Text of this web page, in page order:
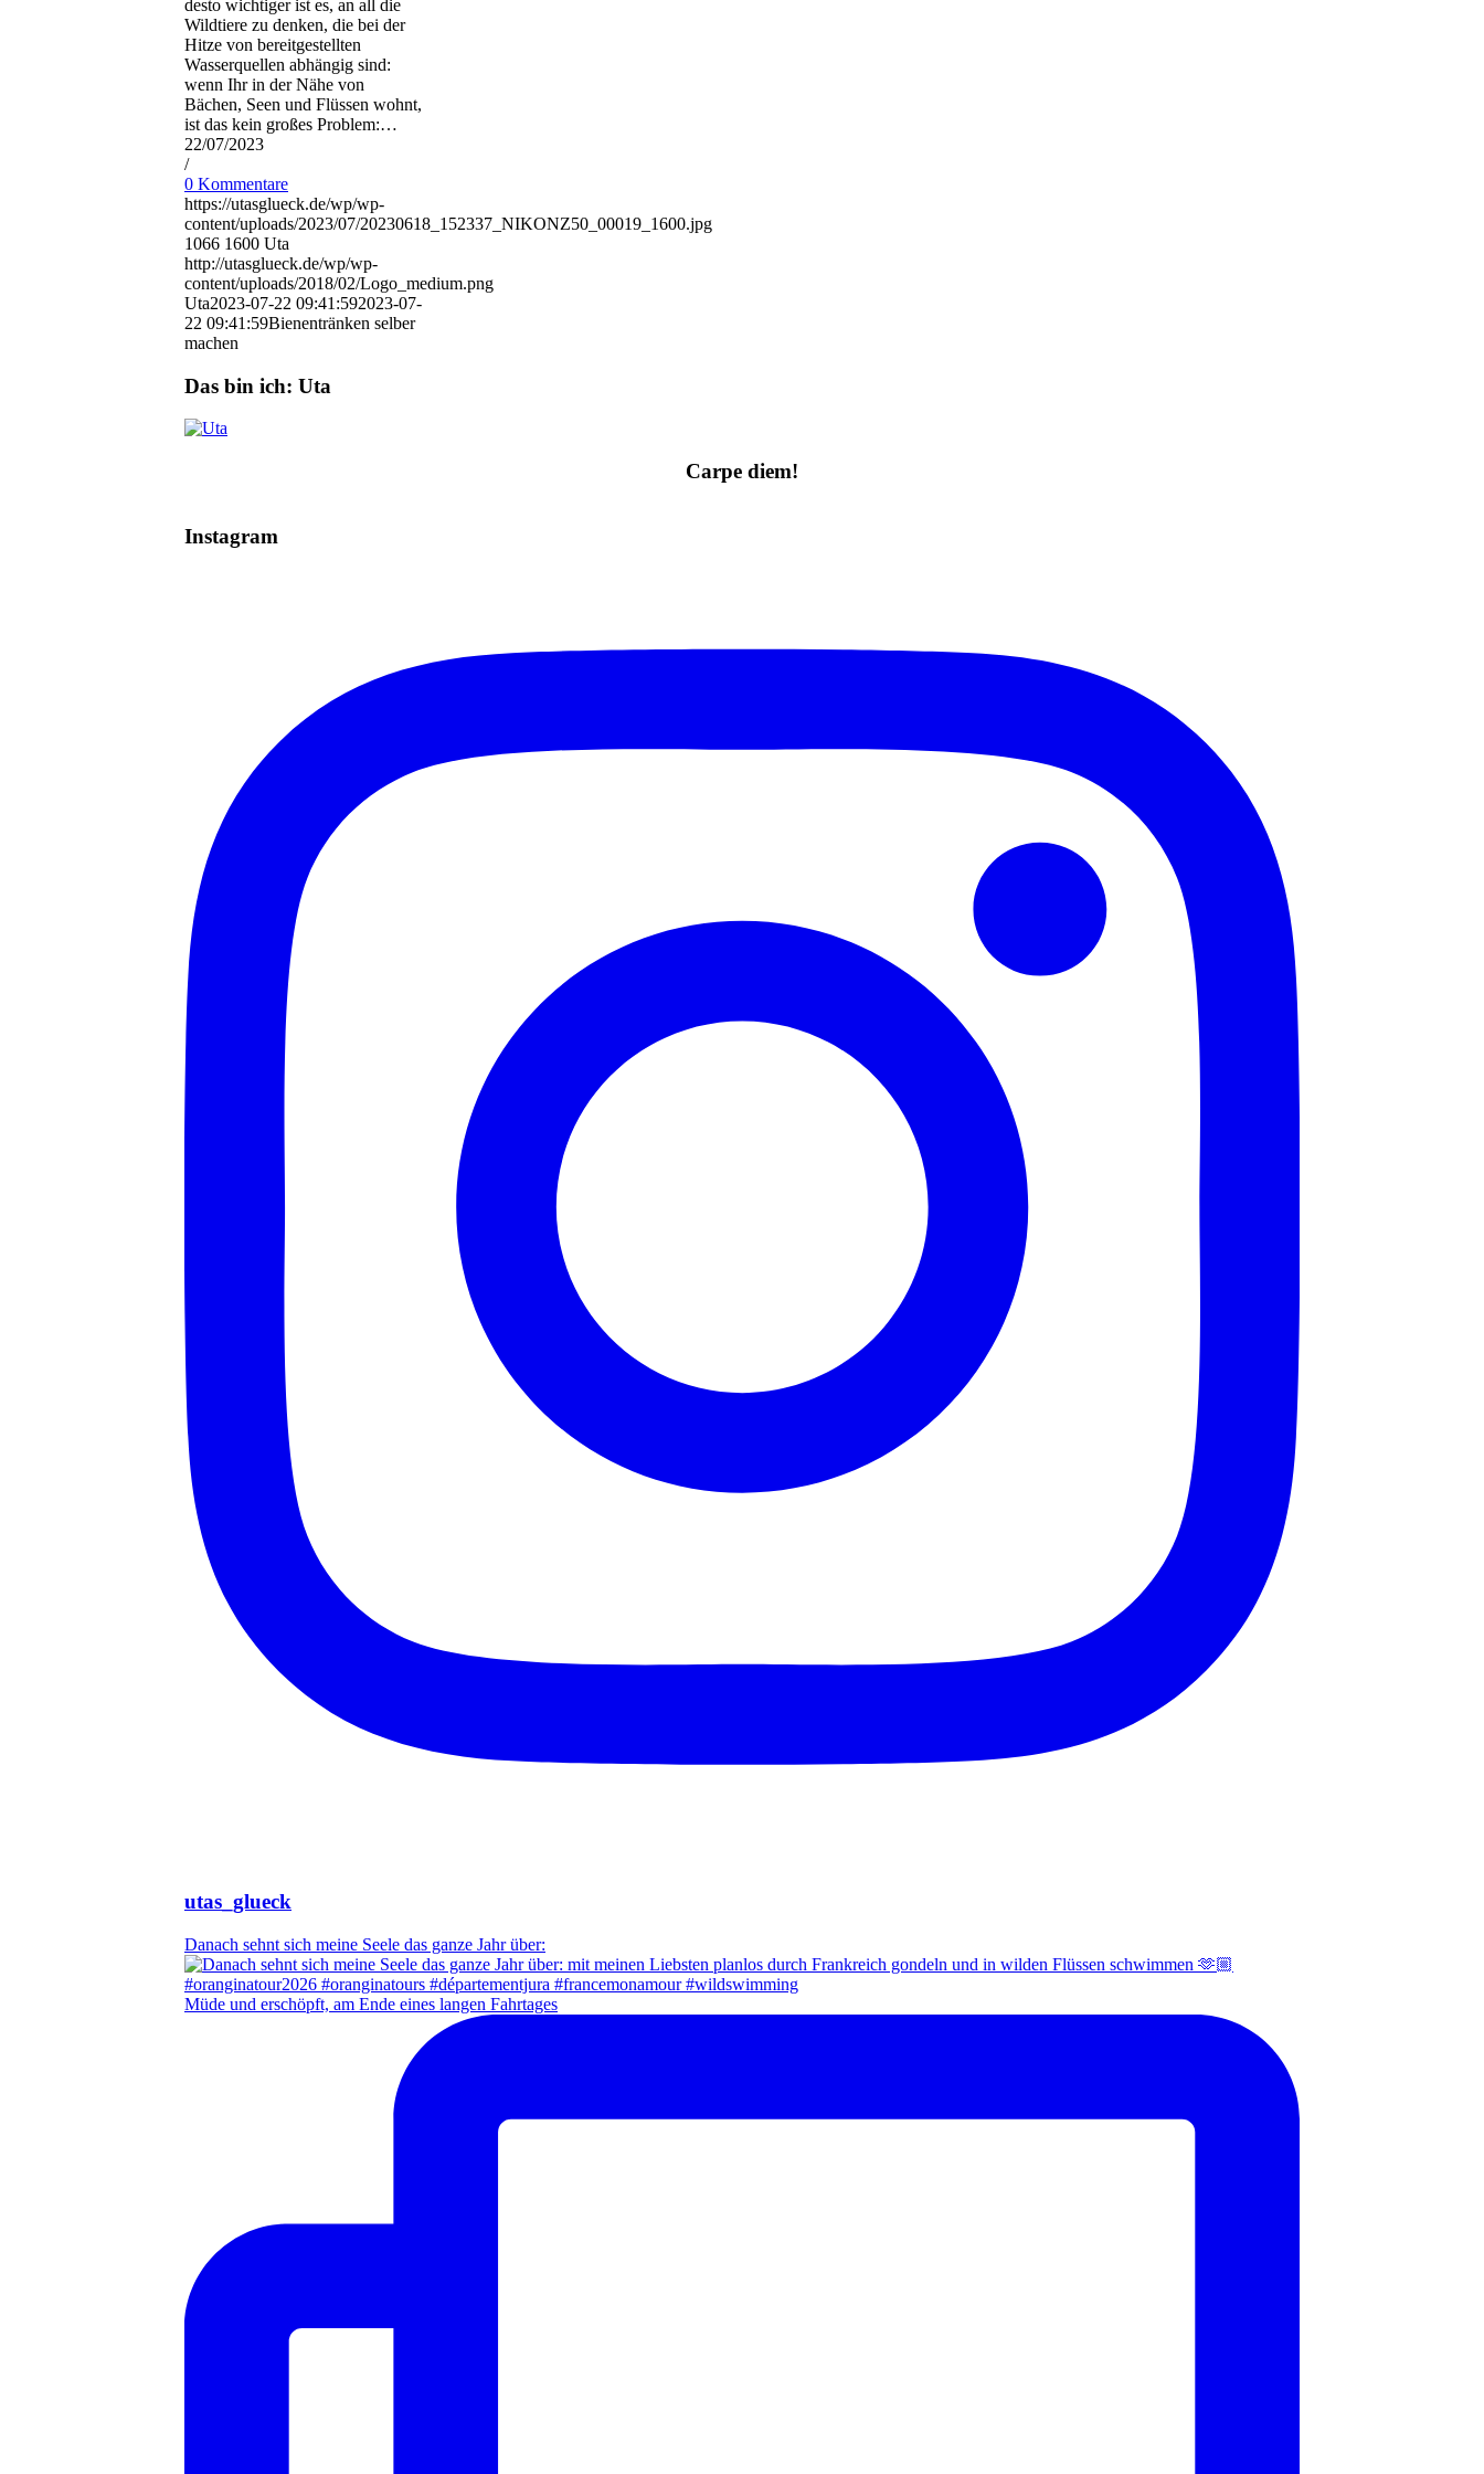
desto wichtiger ist es, an all die
Wildtiere zu denken, die bei der
Hitze von bereitgestellten
Wasserquellen abhängig sind:
wenn Ihr in der Nähe von
Bächen, Seen und Flüssen wohnt,
ist das kein großes Problem:…
22/07/2023
/
0 Kommentare
https://utasglueck.de/wp/wp-
content/uploads/2023/07/20230618_152337_NIKONZ50_00019_1600.jpg
1066 1600 Uta
http://utasglueck.de/wp/wp-
content/uploads/2018/02/Logo_medium.png
Uta2023-07-22 09:41:592023-07-
22 09:41:59Bienentränken selber
machen
Das bin ich: Uta
Carpe diem!
Instagram
utas_glueck
Danach sehnt sich meine Seele das ganze Jahr über:
Müde und erschöpft, am Ende eines langen Fahrtages